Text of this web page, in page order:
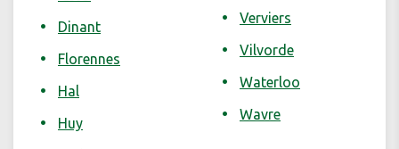
Dinant
Florennes
Hal
Huy
Verviers
Vilvorde
Waterloo
Wavre